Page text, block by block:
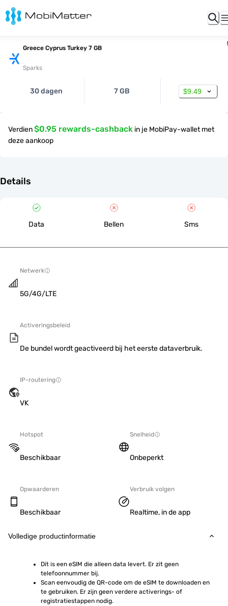
Greece Cyprus Turkey 7 GB
Sparks
30 dagen 7 GB $9.49
Verdien$0.95 rewards-cashback in je MobiPay-wallet met
deze aankoop
Details
Data Bellen Sms
Netwerk
5G/4G/LTE
Activeringsbeleid
De bundel wordt geactiveerd bij het eerste dataverbruik.
IP-routering
VK
Hotspot
Beschikbaar
Snelheid
Onbeperkt
Opwaarderen
Beschikbaar
Verbruik volgen
Realtime, in de app
Volledige productinformatie
Dit is een eSIM die alleen data levert. Er zit geen
telefoonnummer bij.
Scan eenvoudig de QR-code om de eSIM te downloaden en
te gebruiken. Er zijn geen verdere activerings- of
registratiestappen nodig.